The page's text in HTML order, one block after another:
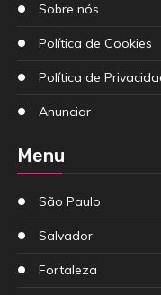
Sobre nós
Política de Cookies
Política de
Anunciar
Menu
São Paulo
Salvador
Fortaleza